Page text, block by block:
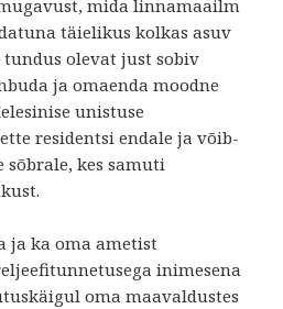
mida linnamaailm
täielikus kolkas asuv
olevat just sobiv
ja omaenda moodne
unistuse
residentsi endale ja võib-
sõbrale, kes samuti
ja ka oma ametist
inimesena
oma maavaldustes